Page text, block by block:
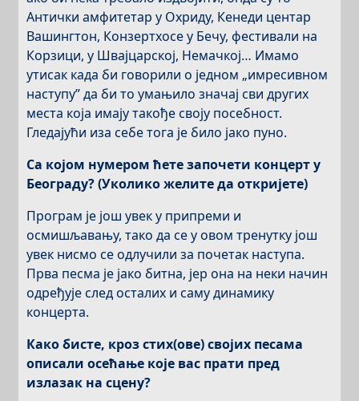
Антички амфитетар у Охриду, Кенеди центар
Вашингтон, Конзертхосе у Бечу, фестивали на
Корзици, у Швајцарској, Немачкој… Имамо
утисак када би говорили о једном „имресивном
наступу” да би то умањило значај сви других
места која имају такође своју посебност.
Гледајући иза себе тога је било јако пуно.
Са којом нумером ћете започети концерт у
Београду? (Уколико желите да откријете)
Програм је још увек у припреми и
осмишљавању, тако да се у овом тренутку још
увек нисмо се одлучили за почетак наступа.
Прва песма је јако битна, јер она на неки начин
одређује след осталих и саму динамику
концерта.
Како бисте, кроз стих(ове) својих песама
описали осећање које вас прати пред
излазак на сцену?